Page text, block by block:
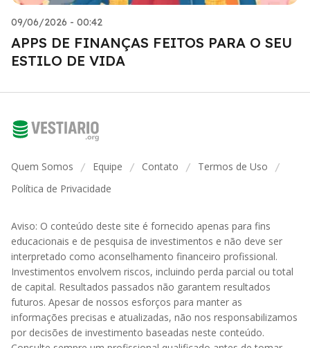
09/06/2026 - 00:42
APPS DE FINANÇAS FEITOS PARA O SEU
ESTILO DE VIDA
Quem Somos / Equipe / Contato / Termos de Uso /
Política de Privacidade
Aviso: O conteúdo deste site é fornecido apenas para fins
educacionais e de pesquisa de investimentos e não deve ser
interpretado como aconselhamento financeiro profissional.
Investimentos envolvem riscos, incluindo perda parcial ou total
de capital. Resultados passados não garantem resultados
futuros. Apesar de nossos esforços para manter as
informações precisas e atualizadas, não nos responsabilizamos
por decisões de investimento baseadas neste conteúdo.